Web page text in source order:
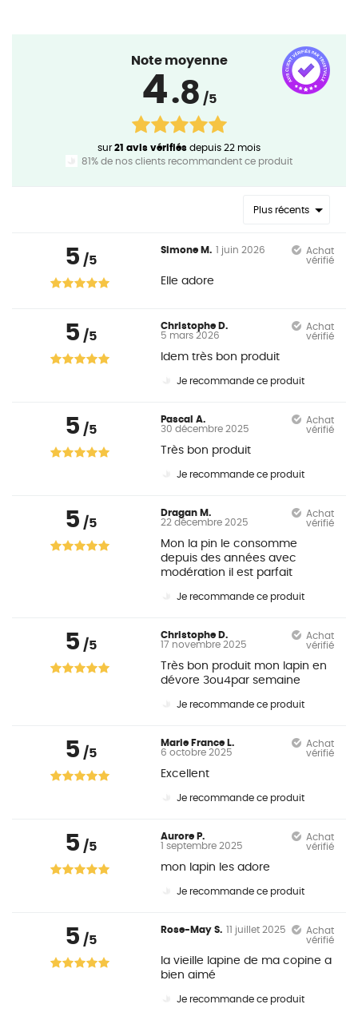
Note moyenne
4.8 /5
sur21 avis vérifiés depuis 22 mois
81% de nos clients recommandent ce produit
Plus récents
5 /5
Simone M. 1 juin 2026
Achat
vérifié
Elle adore
5 /5
Christophe D.
5 mars 2026
Achat
vérifié
Idem très bon produit
Je recommande ce produit
5 /5
Pascal A.
30 décembre 2025
Achat
vérifié
Très bon produit
Je recommande ce produit
5 /5
Dragan M.
22 décembre 2025
Achat
vérifié
Mon la pin le consomme
depuis des années avec
modération il est parfait
Je recommande ce produit
5 /5
Christophe D.
17 novembre 2025
Achat
vérifié
Très bon produit mon lapin en
dévore 3ou4par semaine
Je recommande ce produit
5 /5
Marie France L.
6 octobre 2025
Achat
vérifié
Excellent
Je recommande ce produit
5 /5
Aurore P.
1 septembre 2025
Achat
vérifié
mon lapin les adore
Je recommande ce produit
5 /5
Rose-May S. 11 juillet 2025
Achat
vérifié
la vieille lapine de ma copine a
bien aimé
Je recommande ce produit